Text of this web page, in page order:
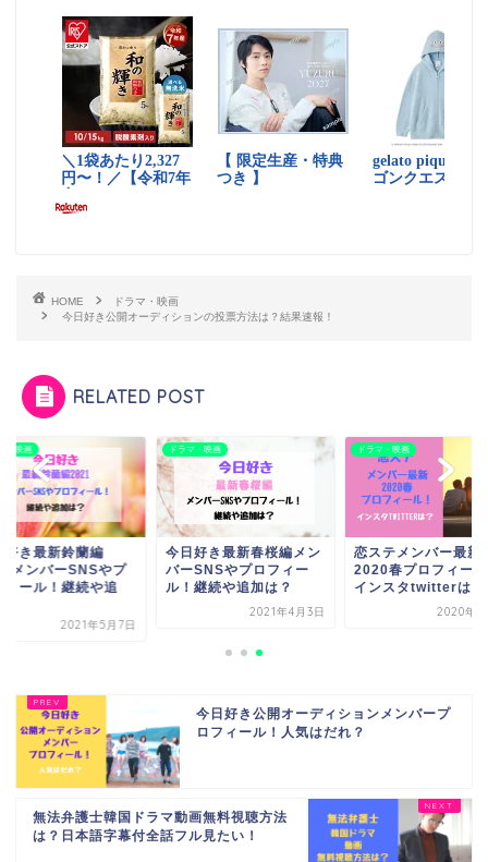
HOME
ドラマ・映画
今日好き公開オーディションの投票方法は？結果速報！
RELATED POST
・映画
好き最新鈴蘭編
メンバーSNSやプ
ィール！継続や追
2021年5月7日
ドラマ・映画
今日好き最新春桜編メン
バーSNSやプロフィー
ル！継続や追加は？
2021年4月3日
ドラマ・映画
恋ステメンバー最新
2020春プロフィー
インスタtwitterは...
2020年3
今日好き公開オーディションメンバープ
ロフィール！人気はだれ？
無法弁護士韓国ドラマ動画無料視聴方法
は？日本語字幕付全話フル見たい！